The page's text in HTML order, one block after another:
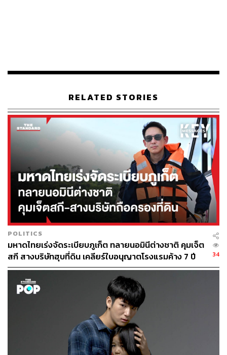
1995 เป็นต้นมา โดยในปี 2025 ประเทศบราซิลได้เป็นเจ้าภาพ
โดย อังเดร กอร์เรอา ดู ลาโก (André Corrêa do Lago)
ประธาน COP30 ระบุว่า สาเหตุที่ต้องใช้สถานที่นี้ เพราะ
ต้องการให้ผู้นำโลกเผชิญ ‘วิกฤตทางสภาพภูมิอากาศ’ อย่าง
ตรงไปตรงมา
เบเล็งคือเมืองที่เผชิญความเสี่ยงทางสิ่งแวดล้อมสูง โดยพื้นที่
40% ของเมืองตั้งอยู่ต่ำกว่าระดับน้ำทะเล ถือเป็นหนึ่งใน
ภูมิภาคที่ยากจนของประเทศ อีกทั้งยังเป็นเมืองปากแม่น้ำแอ
มะซอน ป่าริมฝนเขตร้อนที่ใหญ่ที่สุดในโลก ทำหน้าที่เป็น
‘ปอดโลก’ ดูดซับมลพิษ แต่กลับเผชิญความเปราะบางสูง จาก
การถูกทำลายทรัพยากรธรรมชาติและระบบนิเวศ เช่น การ
ตัดไม้ทำลายป่า การทำเหมือง การทำฟาร์ม และการสกัดเชื้อ
เพลิงฟอสซิล
นอกจากนี้ COP30 ยังมีชื่อเล่นอื่นๆ เช่น the Forest COP
หรือ COP of Truth โดยรัฐบาลบราซิลภายใต้ ลูลา ดา ซิลวา
ยืนยันว่า การประชุมครั้งนี้จะมีความหลากหลายและเปิด
กว้างต่อกลุ่มเปราะบาง เช่น การให้ชนพื้นเมืองเข้ามานั่งร่วม
พูดคุย หรือเปิดกว้างให้กลุ่มนักอนุรักษ์สิ่งแวดล้อมทำการ
ประท้วง หรือแสดงความคิดเห็น ซึ่งเป็นสิ่งที่ขาดหายในการ
ประชุมครั้งก่อนๆ ในสหรัฐอาหรับเอมิเรตส์ และอียิปต์ ที่
จำกัดเสรีภาพการแสดงออก
RELATED STORIES
POLITICS
มหาดไทยเร่งจัดระเบียบภูเก็ต ทลายนอมินีต่างชาติ คุมเจ็ต
สกี สางบริษัทฮุบที่ดิน เคลียร์ใบอนุญาตโรงแรมค้าง 7 ปี
34